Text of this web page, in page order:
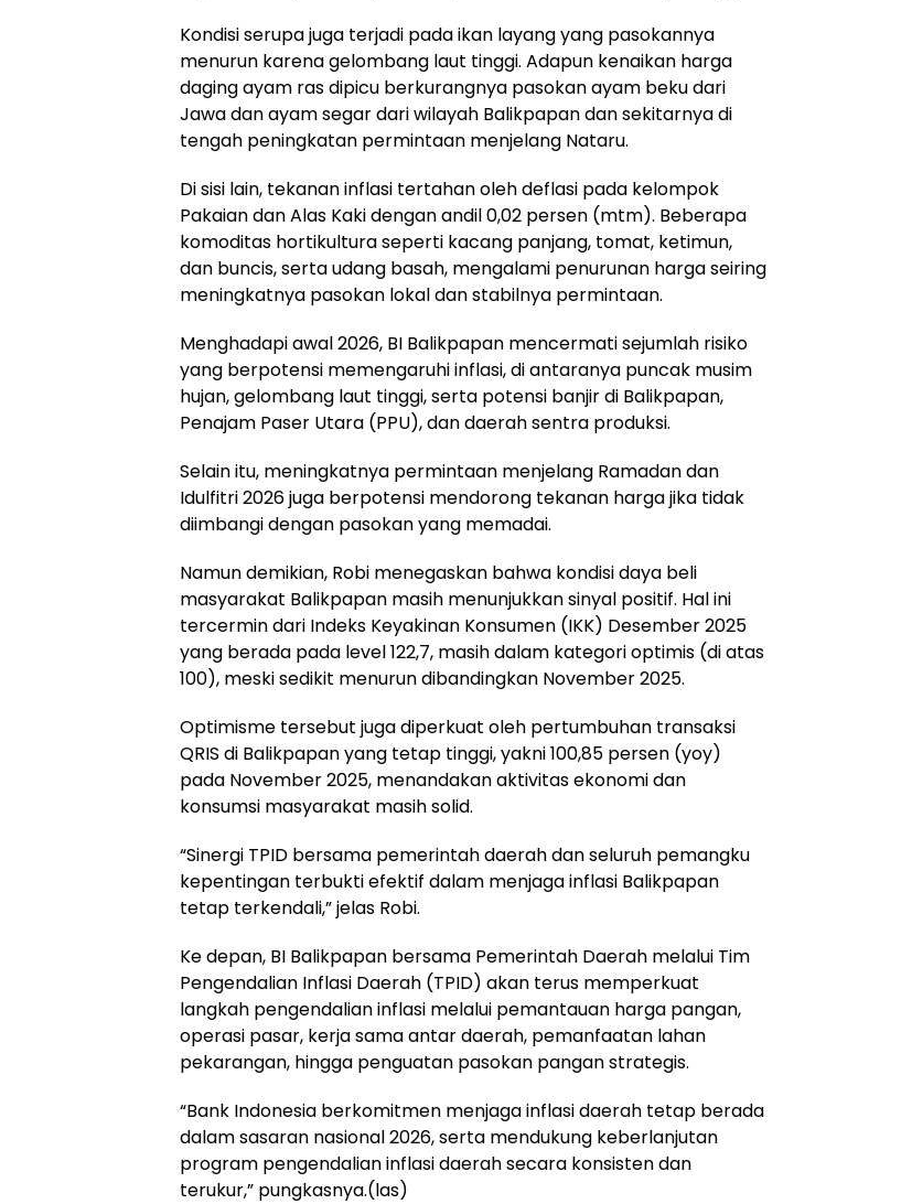
Kondisi serupa juga terjadi pada ikan layang yang pasokannya
menurun karena gelombang laut tinggi. Adapun kenaikan harga
daging ayam ras dipicu berkurangnya pasokan ayam beku dari
Jawa dan ayam segar dari wilayah Balikpapan dan sekitarnya di
tengah peningkatan permintaan menjelang Nataru.
Di sisi lain, tekanan inflasi tertahan oleh deflasi pada kelompok
Pakaian dan Alas Kaki dengan andil 0,02 persen (mtm). Beberapa
komoditas hortikultura seperti kacang panjang, tomat, ketimun,
dan buncis, serta udang basah, mengalami penurunan harga seiring
meningkatnya pasokan lokal dan stabilnya permintaan.
Menghadapi awal 2026, BI Balikpapan mencermati sejumlah risiko
yang berpotensi memengaruhi inflasi, di antaranya puncak musim
hujan, gelombang laut tinggi, serta potensi banjir di Balikpapan,
Penajam Paser Utara (PPU), dan daerah sentra produksi.
Selain itu, meningkatnya permintaan menjelang Ramadan dan
Idulfitri 2026 juga berpotensi mendorong tekanan harga jika tidak
diimbangi dengan pasokan yang memadai.
Namun demikian, Robi menegaskan bahwa kondisi daya beli
masyarakat Balikpapan masih menunjukkan sinyal positif. Hal ini
tercermin dari Indeks Keyakinan Konsumen (IKK) Desember 2025
yang berada pada level 122,7, masih dalam kategori optimis (di atas
100), meski sedikit menurun dibandingkan November 2025.
Optimisme tersebut juga diperkuat oleh pertumbuhan transaksi
QRIS di Balikpapan yang tetap tinggi, yakni 100,85 persen (yoy)
pada November 2025, menandakan aktivitas ekonomi dan
konsumsi masyarakat masih solid.
“Sinergi TPID bersama pemerintah daerah dan seluruh pemangku
kepentingan terbukti efektif dalam menjaga inflasi Balikpapan
tetap terkendali,” jelas Robi.
Ke depan, BI Balikpapan bersama Pemerintah Daerah melalui Tim
Pengendalian Inflasi Daerah (TPID) akan terus memperkuat
langkah pengendalian inflasi melalui pemantauan harga pangan,
operasi pasar, kerja sama antar daerah, pemanfaatan lahan
pekarangan, hingga penguatan pasokan pangan strategis.
“Bank Indonesia berkomitmen menjaga inflasi daerah tetap berada
dalam sasaran nasional 2026, serta mendukung keberlanjutan
program pengendalian inflasi daerah secara konsisten dan
terukur,” pungkasnya.(las)